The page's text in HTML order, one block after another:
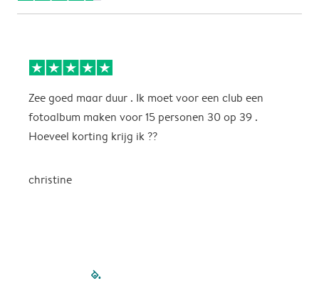
Zee goed maar duur . Ik moet voor een club een
fotoalbum maken voor 15 personen 30 op 39 .
Hoeveel korting krijg ik ??
christine
filled-pagination